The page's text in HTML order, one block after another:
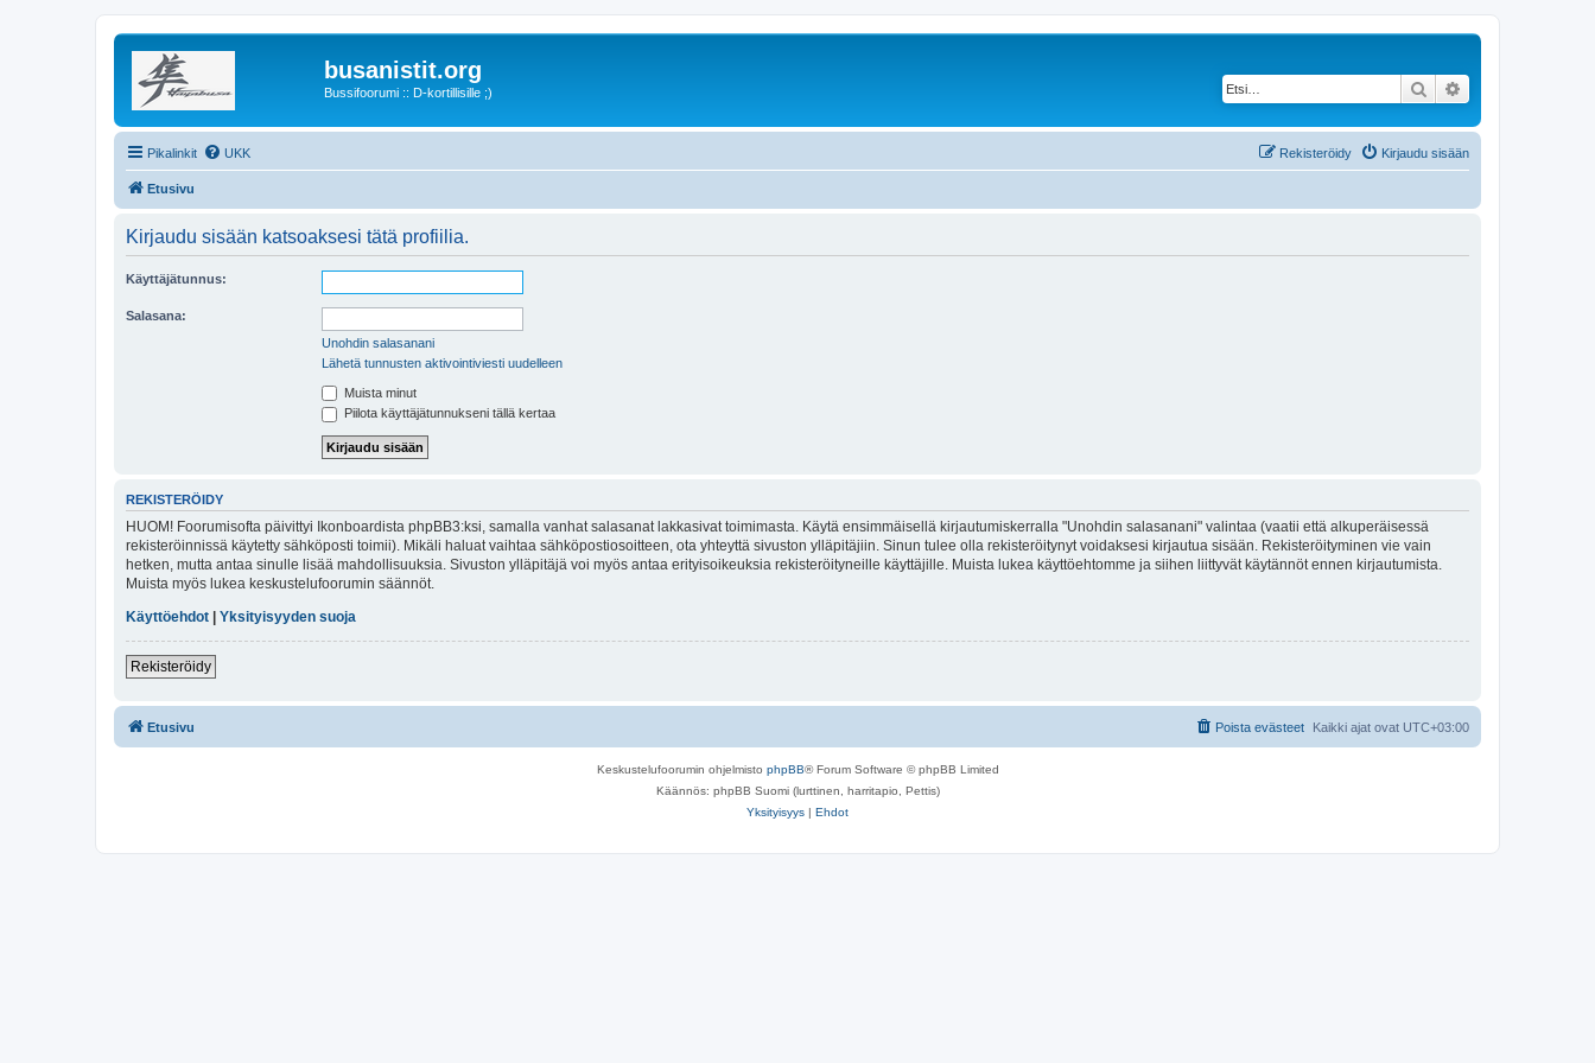
busanistit.org
Bussifoorumi :: D-kortillisille ;) Etsi
Pikalinkit UKK Kirjaudu sisään
Rekisteröidy
Etusivu
Kirjaudu sisään katsoaksesi tätä profiilia.
Käyttäjätunnus:
Salasana:
Unohdin salasanani
Lähetä tunnusten aktivointiviesti uudelleen
Muista minut
Piilota käyttäjätunnukseni tällä kertaa
REKISTERÖIDY
HUOM! Foorumisofta päivittyi Ikonboardista phpBB3:ksi, samalla vanhat salasanat lakkasivat toimimasta. Käytä ensimmäisellä kirjautumiskerralla "Unohdin salasanani" valintaa (vaatii että alkuperäisessä
rekisteröinnissä käytetty sähköposti toimii). Mikäli haluat vaihtaa sähköpostiosoitteen, ota yhteyttä sivuston ylläpitäjiin. Sinun tulee olla rekisteröitynyt voidaksesi kirjautua sisään. Rekisteröityminen vie vain
hetken, mutta antaa sinulle lisää mahdollisuuksia. Sivuston ylläpitäjä voi myös antaa erityisoikeuksia rekisteröityneille käyttäjille. Muista lukea käyttöehtomme ja siihen liittyvät käytännöt ennen kirjautumista.
Muista myös lukea keskustelufoorumin säännöt.
Käyttöehdot
Yksityisyyden suoja
Rekisteröidy
Etusivu Kaikki ajat ovat UTC+03:00
Poista evästeet
Keskustelufoorumin ohjelmisto phpBB® Forum Software © phpBB Limited
Käännös: phpBB Suomi (lurttinen, harritapio, Pettis)
Yksityisyys | Ehdot